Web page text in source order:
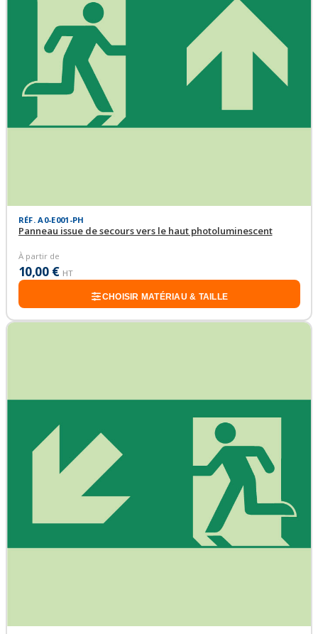
RÉF. A0-E001-PH
Panneau issue de secours vers le haut photoluminescent
À partir de
10,00 € HT
CHOISIR MATÉRIAU & TAILLE